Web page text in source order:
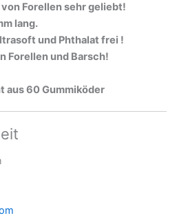
Forellen sehr geliebt!
lang.
und Phthalat frei !
Forellen und Barsch!
aus 60 Gummiköder